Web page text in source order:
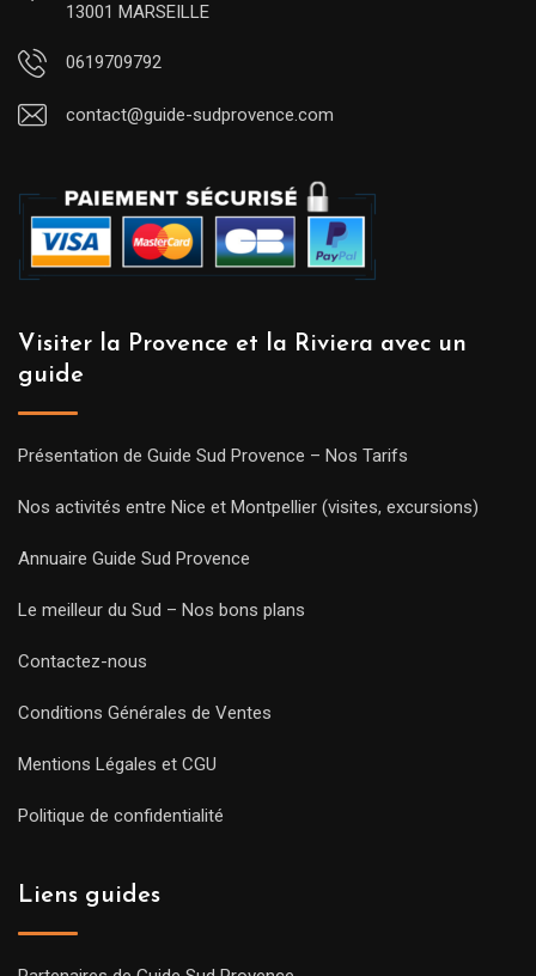
13001 MARSEILLE
0619709792
contact@guide-sudprovence.com
Visiter la Provence et la Riviera avec un
guide
Présentation de Guide Sud Provence – Nos Tarifs
Nos activités entre Nice et Montpellier (visites, excursions)
Annuaire Guide Sud Provence
Le meilleur du Sud – Nos bons plans
Contactez-nous
Conditions Générales de Ventes
Mentions Légales et CGU
Politique de confidentialité
Liens guides